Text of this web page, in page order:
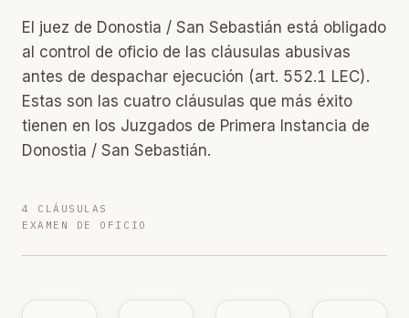
El juez de Donostia / San Sebastián está obligado
al control de oficio de las cláusulas abusivas
antes de despachar ejecución (art. 552.1 LEC).
Estas son las cuatro cláusulas que más éxito
tienen en los Juzgados de Primera Instancia de
Donostia / San Sebastián.
4 CLÁUSULAS
EXAMEN DE OFICIO